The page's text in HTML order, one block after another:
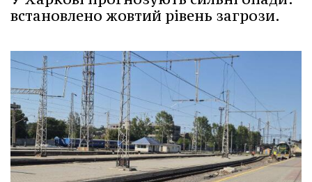
встановлено жовтий рівень загрози.